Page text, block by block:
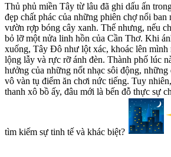
Thủ phủ miền Tây từ lâu đã ghi dấu ấn
đẹp chất phác của những phiên chợ nổi
vườn rợp bóng cây xanh. Thế nhưng, nếu
bỏ lỡ một nửa linh hồn của Cần Thơ. Khi
xuống, Tây Đô như lột xác, khoác lên mình
lộng lẫy và rực rỡ ánh đèn. Thành phố lúc
hưởng của những nốt nhạc sôi động, những
vô vàn tụ điểm ăn chơi nức tiếng. Tuy
thanh xô bồ ấy, đâu mới là bến đỗ thực sự
tìm kiếm sự tinh tế và khác biệt?